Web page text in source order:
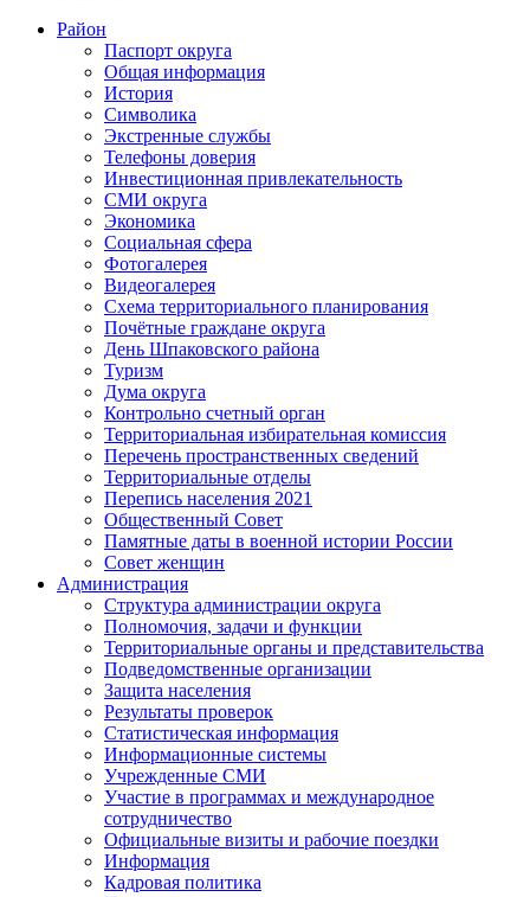
Район
Паспорт округа
Общая информация
История
Символика
Экстренные службы
Телефоны доверия
Инвестиционная привлекательность
СМИ округа
Экономика
Социальная сфера
Фотогалерея
Видеогалерея
Схема территориального планирования
Почётные граждане округа
День Шпаковского района
Туризм
Дума округа
Контрольно счетный орган
Территориальная избирательная комиссия
Перечень пространственных сведений
Территориальные отделы
Перепись населения 2021
Общественный Совет
Памятные даты в военной истории России
Совет женщин
Администрация
Структура администрации округа
Полномочия, задачи и функции
Территориальные органы и представительства
Подведомственные организации
Защита населения
Результаты проверок
Статистическая информация
Информационные системы
Учрежденные СМИ
Участие в программах и международное
сотрудничество
Официальные визиты и рабочие поездки
Информация
Кадровая политика